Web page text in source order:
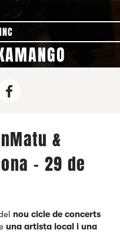
&
- 29 de
nou cicle de concerts
una artista local i una